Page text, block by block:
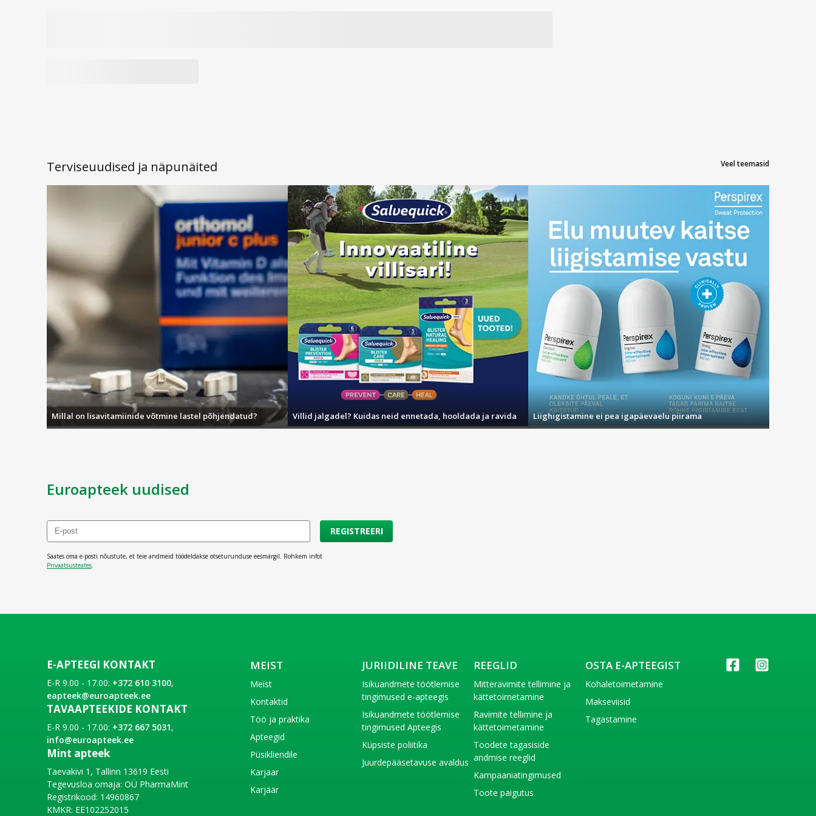
Terviseuudised ja näpunäited Veel teemasid
Millal on lisavitamiinide võtmine lastel põhjendatud? Villid jalgadel? Kuidas neid ennetada, hooldada ja ravida Liighigistamine ei pea igapäevaelu piirama
Euroapteek uudised
REGISTREERI
Saates oma e-posti nõustute, et teie andmeid töödeldakse otseturunduse eesmärgil. Rohkem infot
Privaatsusteates
E-APTEEGI KONTAKT
E-R 9.00 - 17.00: +372 610 3100,
eapteek@euroapteek.ee
TAVAAPTEEKIDE KONTAKT
E-R 9.00 - 17.00: +372 667 5031,
info@euroapteek.ee
Mint apteek
Taevakivi 1, Tallinn 13619 Eesti
Tegevusloa omaja: OÜ PharmaMint
Registrikood: 14960867
KMKR: EE102252015
MEIST
Meist
Kontaktid
Töö ja praktika
Apteegid
Püsikliendile
Karjaar
Karjäär
JURIIDILINE TEAVE
Isikuandmete töötlemise
tingimused e-apteegis
Isikuandmete töötlemise
tingimused Apteegis
Küpsiste poliitika
Juurdepääsetavuse avaldus
REEGLID
Mitteravimite tellimine ja
kättetoimetamine
Ravimite tellimine ja
kättetoimetamine
Toodete tagasiside
andmise reeglid
Kampaaniatingimused
Toote paigutus
OSTA E-APTEEGIST
Kohaletoimetamine
Makseviisid
Tagastamine